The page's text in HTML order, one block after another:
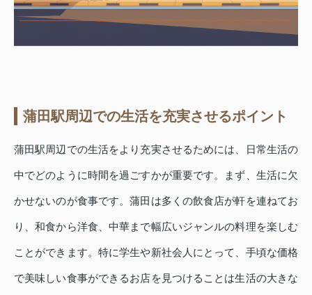
蒲田駅周辺での生活を充実させるポイント
蒲田駅周辺での生活をより充実させるためには、日常生活の
中でどのように時間を過ごすかが重要です。まず、生活に欠
かせないのが食事です。蒲田は多くの飲食店が軒を連ねてお
り、和食から洋食、中華まで幅広いジャンルの料理を楽しむ
ことができます。特に学生や新社会人にとって、手頃な価格
で美味しい食事ができるお店を見つけることは生活の大きな